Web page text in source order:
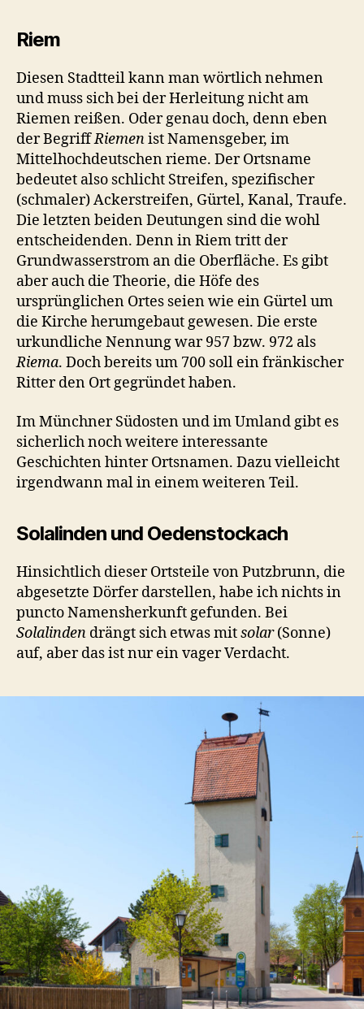
Riem
Diesen Stadtteil kann man wörtlich nehmen
und muss sich bei der Herleitung nicht am
Riemen reißen. Oder genau doch, denn eben
der BegriffRiemenist Namensgeber, im
Mittelhochdeutschen rieme. Der Ortsname
bedeutet also schlicht Streifen, spezifischer
(schmaler) Ackerstreifen, Gürtel, Kanal, Traufe.
Die letzten beiden Deutungen sind die wohl
entscheidenden. Denn in Riem tritt der
Grundwasserstrom an die Oberfläche. Es gibt
aber auch die Theorie, die Höfe des
ursprünglichen Ortes seien wie ein Gürtel um
die Kirche herumgebaut gewesen. Die erste
urkundliche Nennung war 957 bzw. 972 als
Riema. Doch bereits um 700 soll ein fränkischer
Ritter den Ort gegründet haben.
Im Münchner Südosten und im Umland gibt es
sicherlich noch weitere interessante
Geschichten hinter Ortsnamen. Dazu vielleicht
irgendwann mal in einem weiteren Teil.
Solalinden und Oedenstockach
Hinsichtlich dieser Ortsteile von Putzbrunn, die
abgesetzte Dörfer darstellen, habe ich nichts in
puncto Namensherkunft gefunden. Bei
Solalinden drängt sich etwas mitsolar(Sonne)
auf, aber das ist nur ein vager Verdacht.